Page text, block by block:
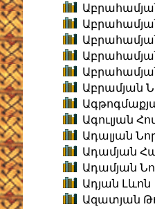
Աբրամյան
Ագուլյան
Ադալյան
Ադամյան
Ադամյան
Ադյան Լևոն
Ազատյան